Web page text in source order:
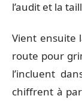
l’audit et la
Vient ensuite
route pour
l’incluent
chiffrent à